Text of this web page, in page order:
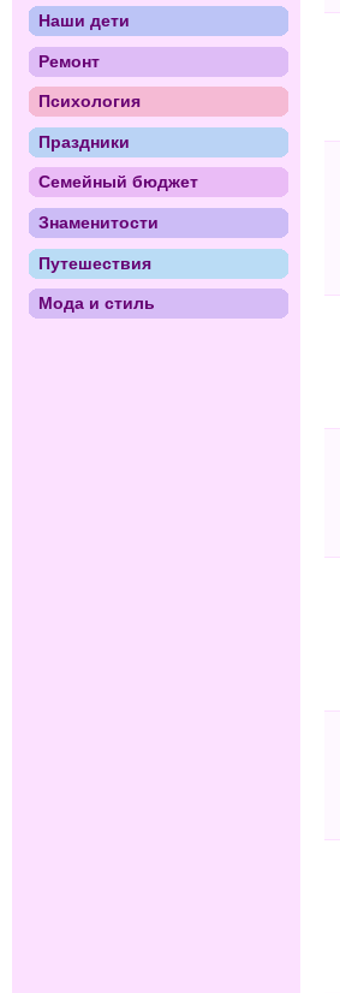
Наши дети
Ремонт
Психология
Праздники
Семейный бюджет
Знаменитости
Путешествия
Мода и стиль